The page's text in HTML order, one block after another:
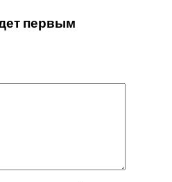
первым